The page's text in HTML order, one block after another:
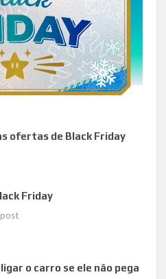
ofertas de Black Friday
Friday
ligar o carro se ele não pega